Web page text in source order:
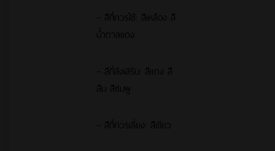
– สีที่ควรใช้: สีเหลือง สี
น้ำตาลแดง
– สีที่ส่งเสริม: สีแดง สี
ส้ม สีชมพู
– สีที่ควรเลี่ยง: สีเขียว